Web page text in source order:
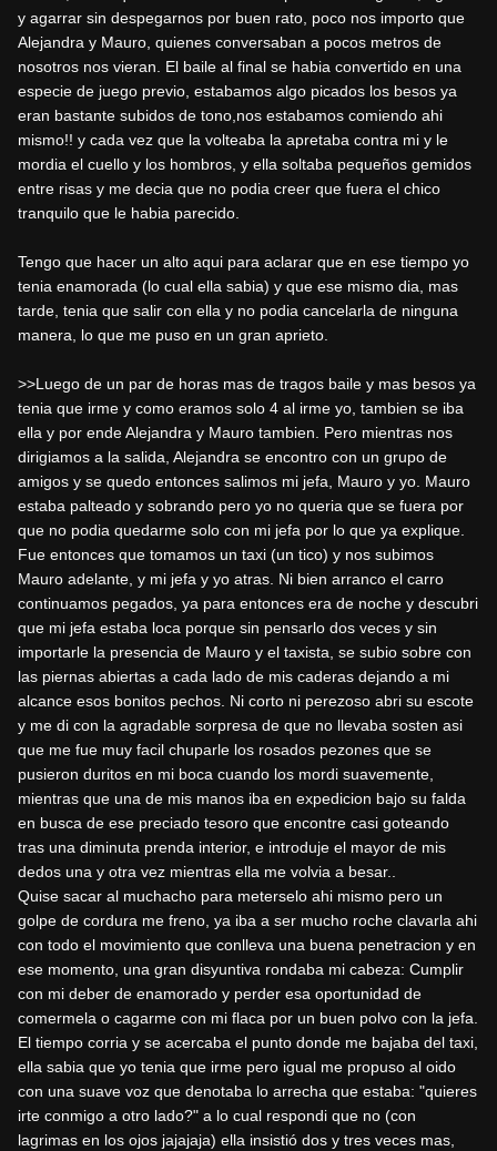
y agarrar sin despegarnos por buen rato, poco nos importo que
Alejandra y Mauro, quienes conversaban a pocos metros de
nosotros nos vieran. El baile al final se habia convertido en una
especie de juego previo, estabamos algo picados los besos ya
eran bastante subidos de tono,nos estabamos comiendo ahi
mismo!! y cada vez que la volteaba la apretaba contra mi y le
mordia el cuello y los hombros, y ella soltaba pequeños gemidos
entre risas y me decia que no podia creer que fuera el chico
tranquilo que le habia parecido.
Tengo que hacer un alto aqui para aclarar que en ese tiempo yo
tenia enamorada (lo cual ella sabia) y que ese mismo dia, mas
tarde, tenia que salir con ella y no podia cancelarla de ninguna
manera, lo que me puso en un gran aprieto.
>>Luego de un par de horas mas de tragos baile y mas besos ya
tenia que irme y como eramos solo 4 al irme yo, tambien se iba
ella y por ende Alejandra y Mauro tambien. Pero mientras nos
dirigiamos a la salida, Alejandra se encontro con un grupo de
amigos y se quedo entonces salimos mi jefa, Mauro y yo. Mauro
estaba palteado y sobrando pero yo no queria que se fuera por
que no podia quedarme solo con mi jefa por lo que ya explique.
Fue entonces que tomamos un taxi (un tico) y nos subimos
Mauro adelante, y mi jefa y yo atras. Ni bien arranco el carro
continuamos pegados, ya para entonces era de noche y descubri
que mi jefa estaba loca porque sin pensarlo dos veces y sin
importarle la presencia de Mauro y el taxista, se subio sobre con
las piernas abiertas a cada lado de mis caderas dejando a mi
alcance esos bonitos pechos. Ni corto ni perezoso abri su escote
y me di con la agradable sorpresa de que no llevaba sosten asi
que me fue muy facil chuparle los rosados pezones que se
pusieron duritos en mi boca cuando los mordi suavemente,
mientras que una de mis manos iba en expedicion bajo su falda
en busca de ese preciado tesoro que encontre casi goteando
tras una diminuta prenda interior, e introduje el mayor de mis
dedos una y otra vez mientras ella me volvia a besar..
Quise sacar al muchacho para meterselo ahi mismo pero un
golpe de cordura me freno, ya iba a ser mucho roche clavarla ahi
con todo el movimiento que conlleva una buena penetracion y en
ese momento, una gran disyuntiva rondaba mi cabeza: Cumplir
con mi deber de enamorado y perder esa oportunidad de
comermela o cagarme con mi flaca por un buen polvo con la jefa.
El tiempo corria y se acercaba el punto donde me bajaba del taxi,
ella sabia que yo tenia que irme pero igual me propuso al oido
con una suave voz que denotaba lo arrecha que estaba: "quieres
irte conmigo a otro lado?" a lo cual respondi que no (con
lagrimas en los ojos jajajaja) ella insistió dos y tres veces mas,